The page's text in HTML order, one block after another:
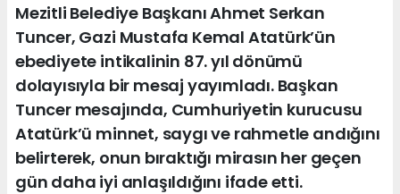
Mezitli Belediye Başkanı Ahmet Serkan
Tuncer, Gazi Mustafa Kemal Atatürk’ün
ebediyete intikalinin 87. yıl dönümü
dolayısıyla bir mesaj yayımladı. Başkan
Tuncer mesajında, Cumhuriyetin kurucusu
Atatürk’ü minnet, saygı ve rahmetle andığını
belirterek, onun bıraktığı mirasın her geçen
gün daha iyi anlaşıldığını ifade etti.